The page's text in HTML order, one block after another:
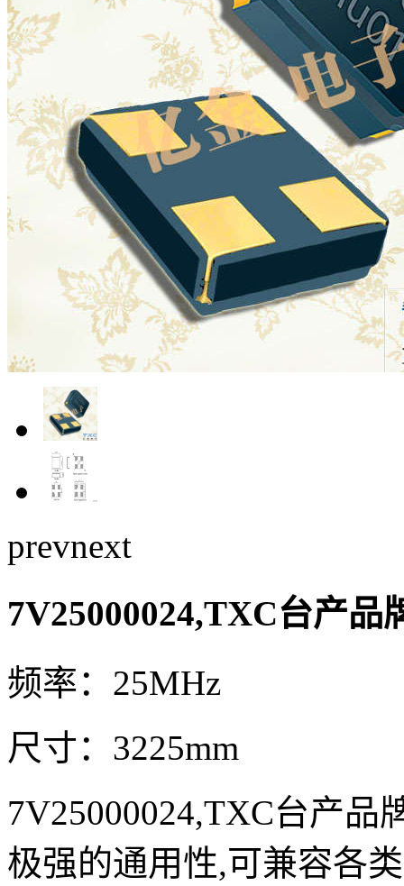
prevnext
7V25000024,TXC台产品
频率：25MHz
尺寸：3225mm
7V25000024,TXC台产品
极强的通用性,可兼容各